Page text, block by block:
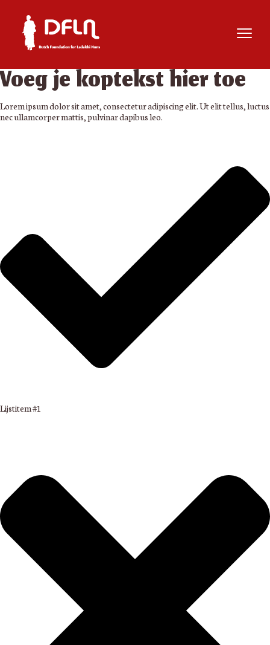
Voeg je koptekst hier toe
Lorem ipsum dolor sit amet, consectetur adipiscing elit. Ut elit tellus, luctus
nec ullamcorper mattis, pulvinar dapibus leo.
Lijstitem #1